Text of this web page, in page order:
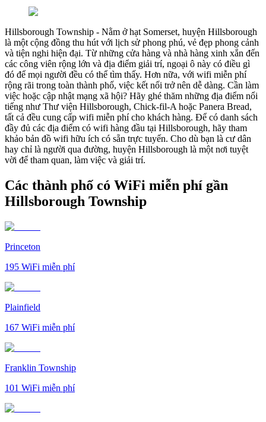
Hillsborough Township - Nằm ở hạt Somerset, huyện Hillsborough
là một cộng đồng thu hút với lịch sử phong phú, vẻ đẹp phong cảnh
và tiện nghi hiện đại. Từ những cửa hàng và nhà hàng xinh xắn đến
các công viên rộng lớn và địa điểm giải trí, ngoại ô này có điều gì
đó để mọi người đều có thể tìm thấy. Hơn nữa, với wifi miễn phí
rộng rãi trong toàn thành phố, việc kết nối trở nên dễ dàng. Cần làm
việc hoặc cập nhật mạng xã hội? Hãy ghé thăm những địa điểm nổi
tiếng như Thư viện Hillsborough, Chick-fil-A hoặc Panera Bread,
tất cả đều cung cấp wifi miễn phí cho khách hàng. Để có danh sách
đầy đủ các địa điểm có wifi hàng đầu tại Hillsborough, hãy tham
khảo bản đồ wifi hữu ích có sẵn trực tuyến. Cho dù bạn là cư dân
hay chỉ là người qua đường, huyện Hillsborough là một nơi tuyệt
vời để tham quan, làm việc và giải trí.
Các thành phố có WiFi miễn phí gần
Hillsborough Township
Princeton
195 WiFi miễn phí
Plainfield
167 WiFi miễn phí
Franklin Township
101 WiFi miễn phí